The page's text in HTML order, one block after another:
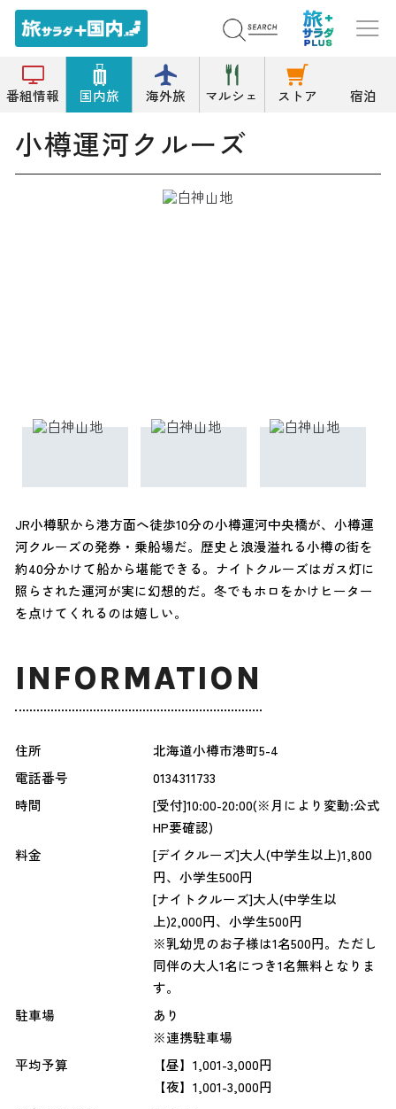
番組情報 国内旅 海外旅 マルシェ ストア 宿泊
トップ 遊覧船/水中観光船 小樽運河クルーズ
小樽運河クルーズ
JR小樽駅から港方面へ徒歩10分の小樽運河中央橋が、小樽運
河クルーズの発券・乗船場だ。歴史と浪漫溢れる小樽の街を
約40分かけて船から堪能できる。ナイトクルーズはガス灯に
照らされた運河が実に幻想的だ。冬でもホロをかけヒーター
を点けてくれるのは嬉しい。
INFORMATION
住所
北海道小樽市港町5-4
電話番号
0134311733
時間
[受付]10:00-20:00(※月により変動:公式
HP要確認)
料金
[デイクルーズ]大人(中学生以上)1,800
円、小学生500円
[ナイトクルーズ]大人(中学生以
上)2,000円、小学生500円
※乳幼児のお子様は1名500円。ただし
同伴の大人1名につき1名無料となりま
す。
駐車場
あり
※連携駐車場
平均予算
【昼】1,001-3,000円
【夜】1,001-3,000円